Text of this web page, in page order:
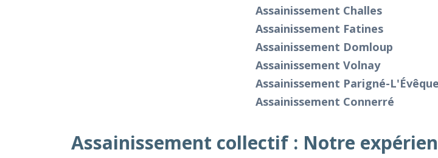
Assainissement Challes
Assainissement Fatines
Assainissement Domloup
Assainissement Volnay
Assainissement Parigné-L'Évêque
Assainissement Connerré
Assainissement collectif : Notre